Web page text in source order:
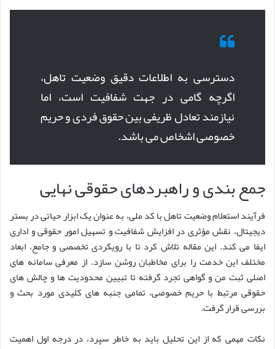
دسترسی به اطلاعات دقیق وضعیت تاهل،
اگرچه گامی در جهت شفافیت است، اما
نیازمند تعادل ظریفی بین حقوق فردی و حریم
خصوصی اشخاص می باشد.
جمع بندی و راهبردهای حقوقی نهایی
فرآیند استعلام وضعیت تاهل با کد ملی، به عنوان یک ابزار حیاتی در بستر
دیجیتال، نقش مؤثری در افزایش شفافیت و تسهیل امور حقوقی و اداری
ایفا می کند. این مقاله تلاش کرد تا با رویکردی تخصصی و جامع، ابعاد
مختلف این خدمت را برای مخاطبان روشن سازد. از معرفی سامانه های
اصلی ثبت من و گواهی تجرد گرفته تا تبیین محدودیت ها و چالش های
حقوقی مرتبط با حریم خصوصی، تمامی جنبه های کلیدی مورد بحث و
بررسی قرار گرفت.
نکات مهمی که از این تحلیل باید به خاطر سپرد، در درجه اول اهمیت